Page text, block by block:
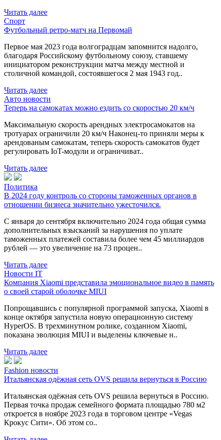
Читать далее
Спорт
Футбольный ретро-матч на Первомай
Первое мая 2023 года волгоградцам запомнится надолго,
благодаря Российскому футбольному союзу, ставшему
инициатором реконструкции матча между местной и
столичной командой, состоявшегося 2 мая 1943 год..
Читать далее
Авто новости
Теперь на самокатах можно ездить со скоростью 20 км/ч
Максимальную скорость арендных электросамокатов на
тротуарах ограничили 20 км/ч Наконец-то приняли меры к
арендованым самокатам, теперь скорость самокатов будет
регулировать IoT-модули и ограничиват..
Читать далее
Политика
В 2024 году контроль со стороны таможенных органов в
отношении бизнеса значительно ужесточился.
С января до сентября включительно 2024 года общая сумма
дополнительных взысканий за нарушения по уплате
таможенных платежей составила более чем 45 миллиардов
рублей — это увеличение на 73 процен..
Читать далее
Новости IT
Компания Xiaomi представила эмоциональное видео в память
о своей старой оболочке MIUI
Попрощавшись с популярной программой запуска, Xiaomi в
конце октября запустила новую операционную систему
HyperOS. В трехминутном ролике, созданном Xiaomi,
показана эволюция MIUI и выделены ключевые н..
Читать далее
Fashion новости
Итальянская одёжная сеть OVS решила вернуться в Россию
Итальянская одёжная сеть OVS решила вернуться в Россию.
Первая точка продаж семейного формата площадью 780 м2
откроется в ноябре 2023 года в торговом центре «Vegas
Крокус Сити». Об этом со..